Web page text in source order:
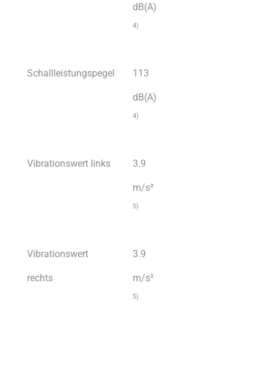
dB(A)
4)
Schallleistungspegel 113
dB(A)
4)
Vibrationswert links 3.9
m/s²
5)
Vibrationswert
rechts
3.9
m/s²
5)